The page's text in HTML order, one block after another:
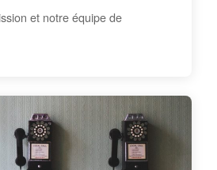
et notre équipe de